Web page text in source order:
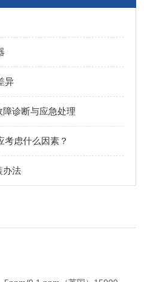
异
障诊断与应急处理
考虑什么因素？
办法